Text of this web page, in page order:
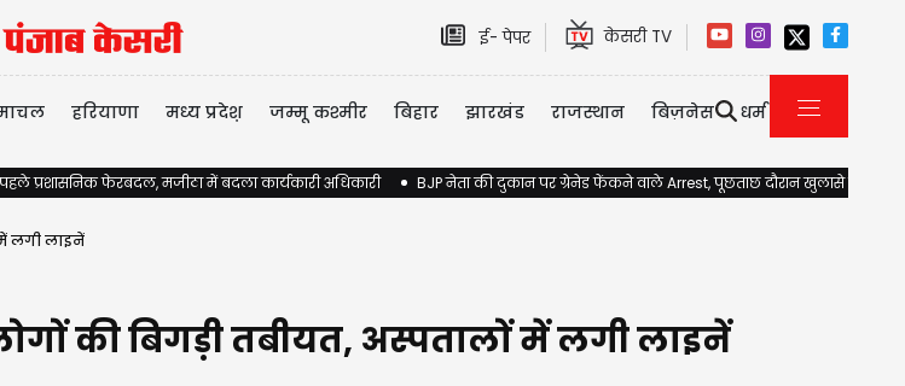
ई- पेपर केसरी TV
हरियाणा मध्य प्रदेश़ जम्मू कश्मीर बिहार झारखंड राजस्थान बिज़नेस धर्म
प्रशासनिक फेरबदल, मजीठा में बदला कार्यकारी अधिकारी BJP नेता की दुकान पर ग्रेनेड फेंकने वाले Arrest, पूछताछ दौरान खुलासे होने की
लगी लाइनें
की बिगड़ी तबीयत, अस्पतालों में लगी लाइनें